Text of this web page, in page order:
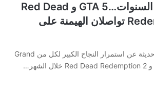
رغم مرور السنوات…GTA 5 و Red Dead
Redemption 2 تواصلان الهيمنة على
كشفت بيانات حديثة عن استمرار النجاح الكبير لكل من Grand